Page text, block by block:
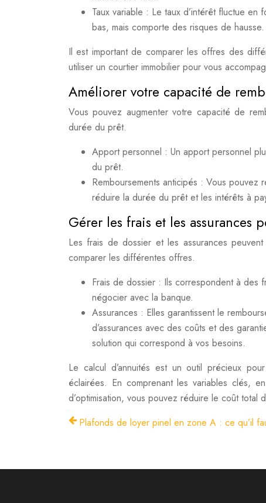
Taux variable : Le taux d’intérêt fluctue
bas, mais comporte des risques de hausse.
Il est important de comparer les offres des
utiliser un courtier immobilier pour vous
Améliorer votre capacité de
Vous pouvez augmenter votre capacité de
durée du prêt.
Apport personnel : Un apport personnel
du prêt.
Remboursements anticipés : Vous
réduire la durée du prêt et les intérêts à
Gérer les frais et les assurances
Les frais de dossier et les assurances
comparer les différentes offres.
Frais de dossier : Ils correspondent à des
négocier avec la banque.
Assurances : Elles garantissent le
d’assurances avec des coûts et des
solution qui correspond à vos besoins.
Le calcul d’annuités est un outil précieux
éclairées. En comprenant les variables clés,
d’optimisation, vous pouvez réduire le coût total
Plafonds de loyer pinel en zone A : ce qu’il